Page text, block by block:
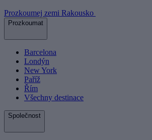
Prozkoumej zemi Rakousko
Prozkoumat
Barcelona
Londýn
New York
Paříž
Řím
Všechny destinace
Společnost